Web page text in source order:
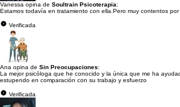
Vanessa opina de Soultrain Psicoterapia:
Estamos todavía en tratamiento con ella.Pero muy contentos por
Verificada
Ana opina de Sin Preocupaciones:
La mejor psicóloga que he conocido y la única que me ha
estupendo en comparación con su trabajo y esfuerzo
Verificada